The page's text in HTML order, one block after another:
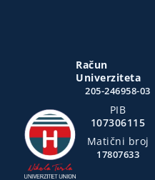
Račun
Univerziteta
205-246958-03
PIB
107306115
Matični broj
17807633